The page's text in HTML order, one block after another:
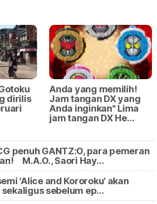
dirilis
Anda yang memilih!
Jam tangan DX yang
Anda inginkan" Lima
jam tangan DX He…
penuh GANTZ:O, para pemeran
M.A.O., Saori Hay…
'Alice and Kororoku' akan
sebelum ep…